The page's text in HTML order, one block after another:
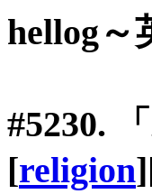
hellog～
#5230.
[religion